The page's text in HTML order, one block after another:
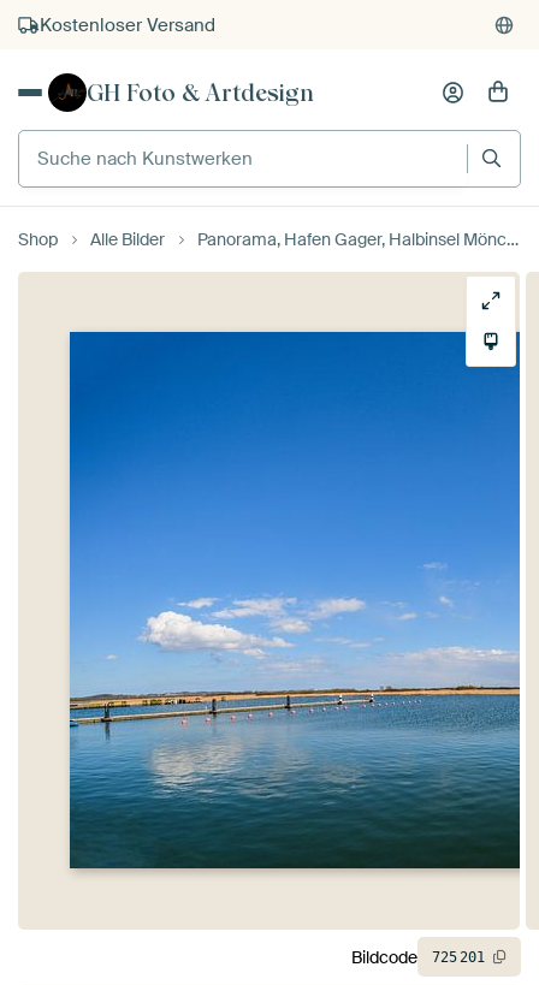
Individueller Druck auf Bestellung
GH Foto & Artdesign
Suche nach Kunstwerken
Shop Alle Bilder Panorama, Hafen Gager, Halbinsel Mönchgut, Rügen
Bildcode 725201